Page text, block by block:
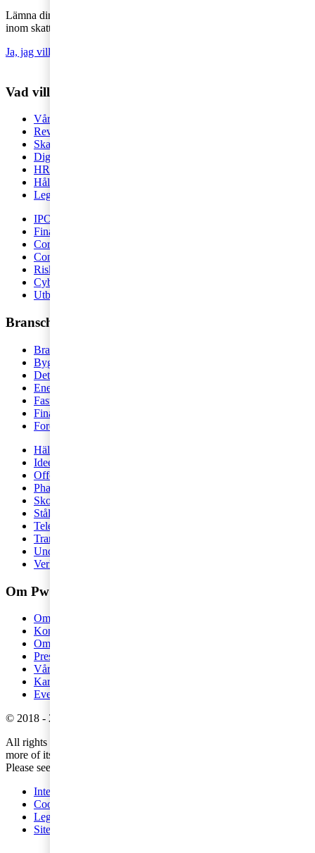
Lämna din e-postadress för att hålla dig uppdaterad på det senaste
inom skatt - direkt i din inkorg.
Ja, jag vill prenumerera på Tax matters
Vad vill du ha hjälp med?
Våra tjänster
Revision
Skatterådgivning
Digital Services
HR-rådgivning
Hållbar affärsutveckling
Legal
IPO / Börsintroduktion
Finansiell rapportering
Corporate Finance
Consulting
Riskhantering
Cyber Security
Utbildning
Branscher
Branscher
Bygg och anläggning
Detaljhandel
Energi
Fastigheter
Finansiell sektor
Fordonsindustri
Hälso- och sjukvård
Ideell sektor
Offentlig sektor
Pharma och life sciences
Skogs- och pappersindustri
Stålindustri och gruvnäring
Telekom och teknologi
Transport och logistik
Underhållning och media
Verkstadsindustri
Om PwC
Om oss
Kontakta oss
Om PwC
Pressrum
Våra kontor
Karriär
Events
© 2018 - 2026
All rights reserved. PwC refers to the PwC network and/or one or
more of its member firms, each of which is a separate legal entity.
Please see
Integritetspolicy
Cookies
Legal
Site provider